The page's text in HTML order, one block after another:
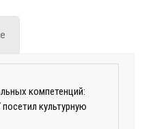
компетенций:
культурную